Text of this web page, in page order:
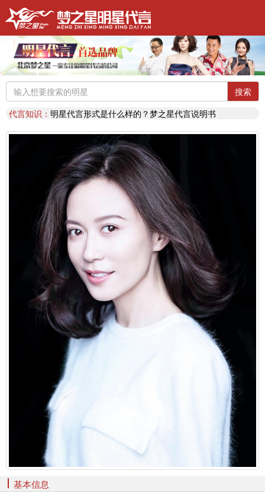
搜索
明星代言：找明星代言基本流程包括哪些?明星代言的工作流程
推荐阅读：2026年明星肖像代言费【8月实时更新】报价表
推荐阅读：2026年如何找明星代言,如何请明星代言,怎么选择明星代言,签约流程
明星代言：2026年诚招各地广告公司，策划公司合作代理明星资源
推荐阅读：找明星代言哪个渠道最好？费用多少？
代言知识： 明星代言形式是什么样的？梦之星代言说明书
代言知识：明星代言资源对比|北京梦之星影视策划有限公司
找明星代言基本流程包括哪些?明星代言的工作流程
2026年明星肖像代言费【8月实时更新】报价表
基本信息